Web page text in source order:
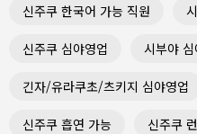
신주쿠 한국어 가능 직원
신주쿠 심야영업 시부야
긴자/유라쿠초/츠키지 심야영업
신주쿠 흡연 가능 신주쿠